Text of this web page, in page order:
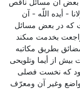
بعض آن مسائل ناقص
- أيده اللّه - آن
كه در بعض مسائل
بخدمت مىكند
بطريق مكاتبه
از أيما وتلويحى
كه نخست فصلى
وغير آن ومعرّف